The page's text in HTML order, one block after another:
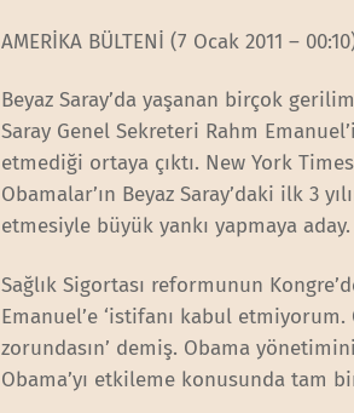
AMERİKA BÜLTENİ (7 Ocak 2011 –
Beyaz Saray’da yaşanan birçok
Saray Genel Sekreteri Rahm
etmediği ortaya çıktı. New York
Obamalar’ın Beyaz Saray’daki ilk 3
etmesiyle büyük yankı yapmaya aday.
Sağlık Sigortası reformunun
Emanuel’e ‘istifanı kabul
zorundasın’ demiş. Obama
Obama’yı etkileme konusunda tam